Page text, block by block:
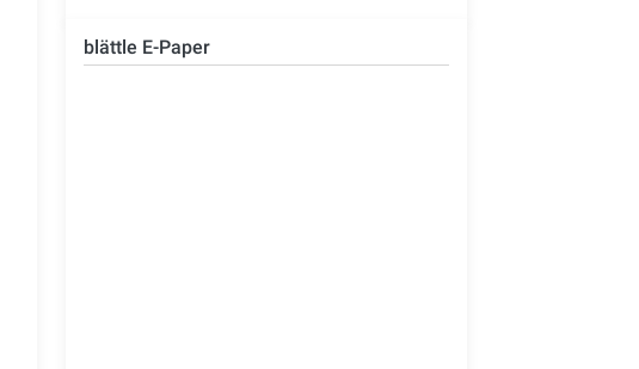
blättle E-Paper